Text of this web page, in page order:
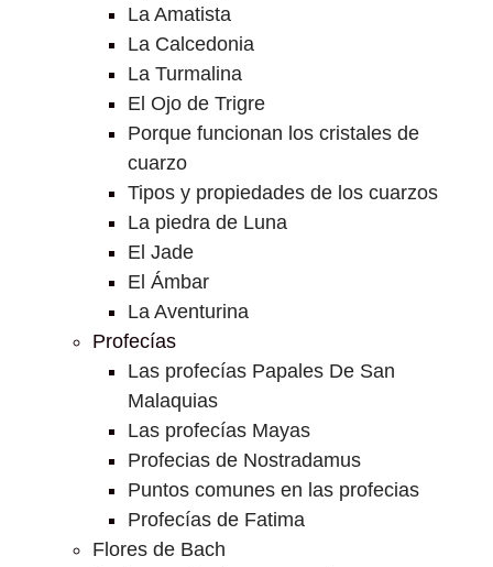
La Amatista
La Calcedonia
La Turmalina
El Ojo de Trigre
Porque funcionan los cristales de
cuarzo
Tipos y propiedades de los cuarzos
La piedra de Luna
El Jade
El Ámbar
La Aventurina
Profecías
Las profecías Papales De San
Malaquias
Las profecías Mayas
Profecias de Nostradamus
Puntos comunes en las profecias
Profecías de Fatima
Flores de Bach